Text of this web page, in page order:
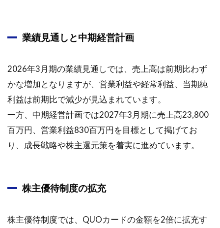
業績見通しと中期経営計画
2026年3月期の業績見通しでは、売上高は前期比わず
かな増加となりますが、営業利益や経常利益、当期純
利益は前期比で減少が見込まれています。
一方、中期経営計画では2027年3月期に売上高23,800
百万円、営業利益830百万円を目標として掲げてお
り、成長戦略や株主還元策を着実に進めています。
株主優待制度の拡充
株主優待制度では、QUOカードの金額を2倍に拡充す